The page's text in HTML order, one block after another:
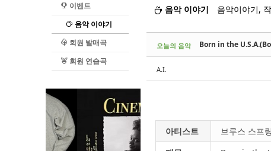
이벤트
음악 이야기
회원 발매곡
회원 연습곡
음악 이야기 음악이야기,
오늘의 음악 Born in the
A.I.
아티스트
브루스 스프
Sketchbook5, 스케치북5